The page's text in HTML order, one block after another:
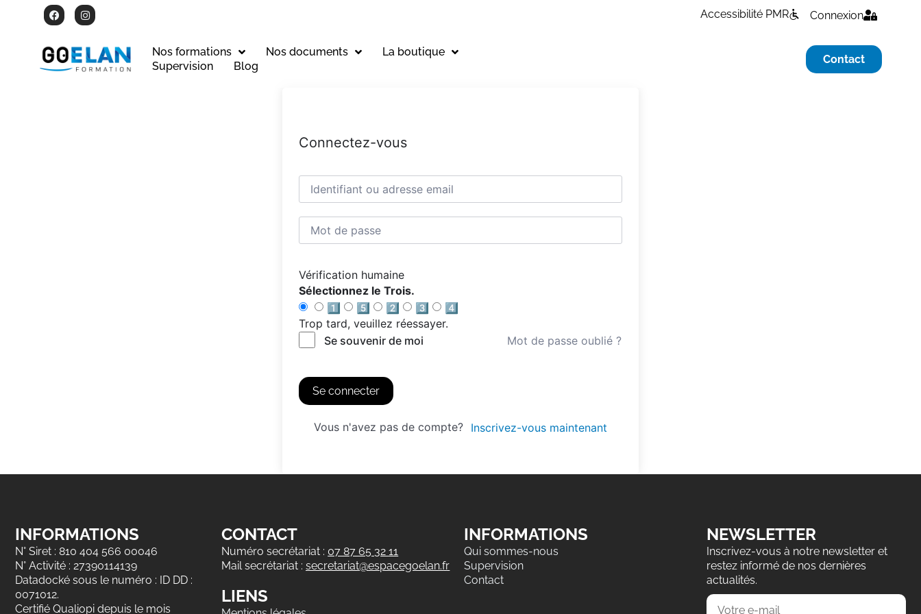
Accessibilité PMR Connexion
Nos formations Nos documents
La boutique
Supervision
Blog
Contact
Connectez-vous
Vérification humaine
Sélectionnez le Trois.
1️⃣
5️⃣ 2️⃣ 3️⃣
4️⃣
Trop tard, veuillez réessayer.
Se souvenir de moi
Mot de passe oublié ?
Se connecter
Vous n'avez pas de compte? Inscrivez-vous maintenant
INFORMATIONS
N° Siret : 810 404 566 00046
N° Activité : 27390114139
Datadocké sous le numéro : ID DD :
0071012.
Certifié Qualiopi depuis le mois
CONTACT
Numéro secrétariat : 07 87 65 32 11
Mail secrétariat :secretariat@espacegoelan.fr
LIENS
INFORMATIONS
Qui sommes-nous
Supervision
Contact
NEWSLETTER
Inscrivez-vous à notre newsletter et
restez informé de nos dernières
actualités.